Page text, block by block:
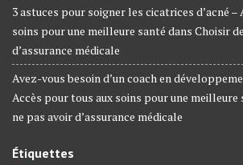
3 astuces pour soigner les cicatrices d’acné –
soins pour une meilleure santé dans Choisir
d’assurance médicale
Avez-vous besoin d’un coach en
Accès pour tous aux soins pour une meilleure
ne pas avoir d’assurance médicale
Étiquettes